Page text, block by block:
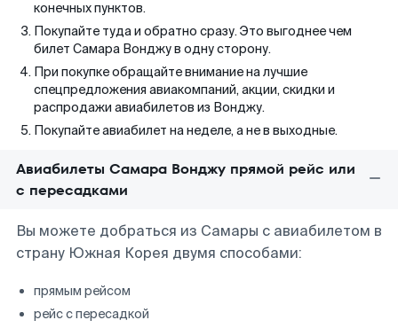
конечных пунктов.
Покупайте туда и обратно сразу. Это выгоднее чем
билет Самара Вонджу в одну сторону.
При покупке обращайте внимание на лучшие
спецпредложения авиакомпаний, акции, скидки и
распродажи авиабилетов из Вонджу.
Покупайте авиабилет на неделе, а не в выходные.
Авиабилеты Самара Вонджу прямой рейс или
с пересадками
Вы можете добраться из Самары с авиабилетом в
страну Южная Корея двумя способами:
прямым рейсом
рейс с пересадкой